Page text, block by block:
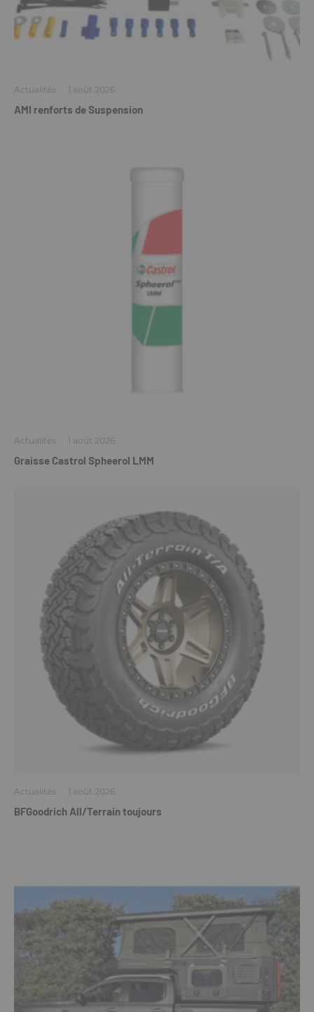
Actualités · 1 août 2026
AMI renforts de Suspension
Actualités · 1 août 2026
Graisse Castrol Spheerol LMM
Actualités · 1 août 2026
BFGoodrich All/Terrain toujours